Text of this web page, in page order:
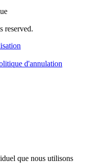
reserved.
d'annulation
que nous utilisons